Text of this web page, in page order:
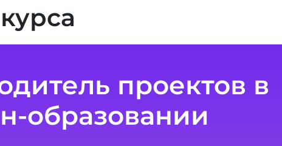
проектов в
образовании